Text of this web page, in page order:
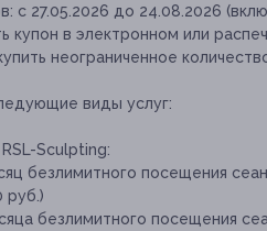
с 27.05.2026 до 24.08.2026
купон в электронном или
неограниченное
виды услуг:
Sculpting:
безлимитного посещения
руб.)
безлимитного посещения